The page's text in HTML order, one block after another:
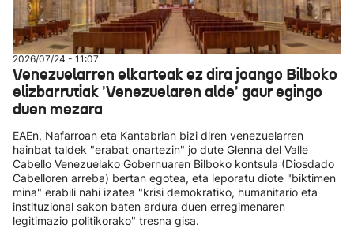
2026/07/24 - 11:07
Venezuelarren elkarteak ez dira joango Bilboko
elizbarrutiak 'Venezuelaren alde' gaur egingo
duen mezara
EAEn, Nafarroan eta Kantabrian bizi diren venezuelarren
hainbat taldek "erabat onartezin" jo dute Glenna del Valle
Cabello Venezuelako Gobernuaren Bilboko kontsula (Diosdado
Cabelloren arreba) bertan egotea, eta leporatu diote "biktimen
mina" erabili nahi izatea "krisi demokratiko, humanitario eta
instituzional sakon baten ardura duen erregimenaren
legitimazio politikorako" tresna gisa.